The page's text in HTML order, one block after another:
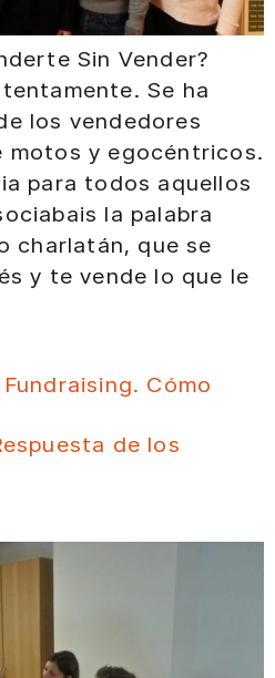
Sin Vender?
Se ha
los vendedores
motos y egocéntricos.
para todos aquellos
la palabra
charlatán, que se
y te vende lo que le
Cómo
de los